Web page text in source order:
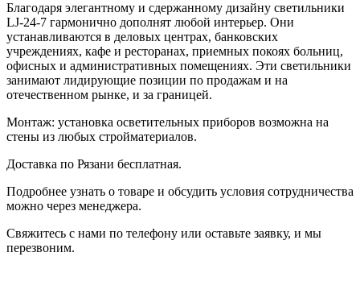
Благодаря элегантному и сдержанному дизайну светильники
LJ-24-7 гармонично дополнят любой интерьер. Они
устанавливаются в деловых центрах, банковских
учреждениях, кафе и ресторанах, приемных покоях больниц,
офисных и административных помещениях. Эти светильники
занимают лидирующие позиции по продажам и на
отечественном рынке, и за границей.
Монтаж: установка осветительных приборов возможна на
стены из любых стройматериалов.
Доставка по Рязани бесплатная.
Подробнее узнать о товаре и обсудить условия сотрудничества
можно через менеджера.
Свяжитесь с нами по телефону или оставьте заявку, и мы
перезвоним.